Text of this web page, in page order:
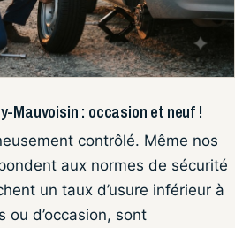
Mauvoisin : occasion et neuf !
contrôlé. Même nos
aux normes de sécurité
un taux d’usure inférieur à
ou d’occasion, sont